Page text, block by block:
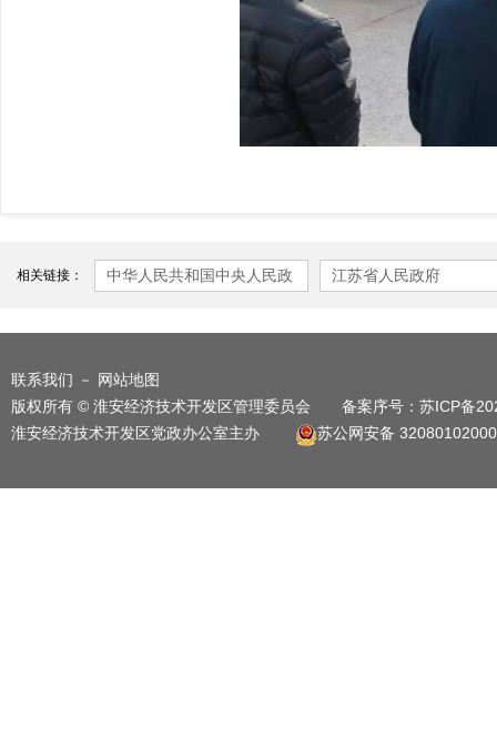
相关链接：
中华人民共和国中央人民政
江苏省人民政府
联系我们 －
网站地图
版权所有 © 淮安经济技术开发区管理委员会 备案序号： 苏ICP备
淮安经济技术开发区党政办公室主办
苏公网安备